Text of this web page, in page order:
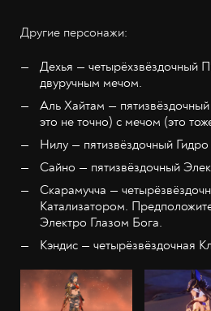
Другие персонажи:
Дехья — четырёхзвёздочный
двуручным мечом.
Аль Хайтам —
это не точно) с мечом (это
Нилу — пятизвёздочный
Сайно — пятизвёздочный
Скарамучча —
Катализатором.
Электро Глазом Бога.
Кэндис — четырёзвёздочная